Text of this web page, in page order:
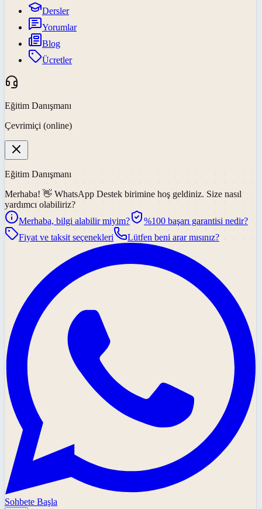
Dersler
Yorumlar
Blog
Ücretler
Eğitim Danışmanı
Çevrimiçi (online)
Eğitim Danışmanı
Merhaba! 👋 WhatsApp Destek birimine hoş geldiniz. Size nasıl
yardımcı olabiliriz?
Merhaba, bilgi alabilir miyim?
%100 başarı garantisi nedir?
Fiyat ve taksit seçenekleri
Lütfen beni arar mısınız?
Sohbete Başla